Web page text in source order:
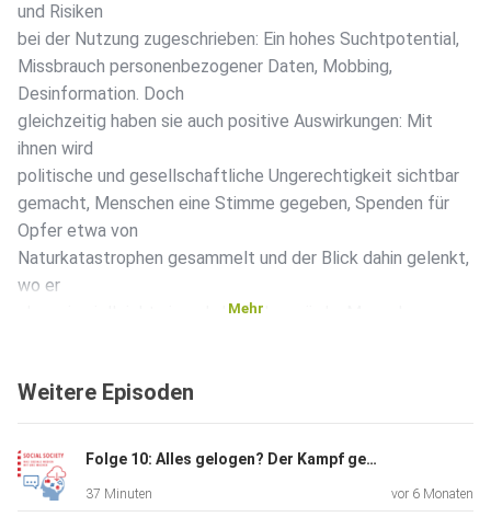
und Risiken
bei der Nutzung zugeschrieben: Ein hohes Suchtpotential,
Missbrauch personenbezogener Daten, Mobbing,
Desinformation. Doch
gleichzeitig haben sie auch positive Auswirkungen: Mit
ihnen wird
politische und gesellschaftliche Ungerechtigkeit sichtbar
gemacht, Menschen eine Stimme gegeben, Spenden für
Opfer etwa von
Naturkatastrophen gesammelt und der Blick dahin gelenkt,
wo er
ohne sie vielleicht niemals hinfallen würde. Menschen
überwiegt und
aller
Altersgruppen stehen vor jeweils anderen
Herausforderungen bei
Mehr
Weitere Episoden
Folge 10: Alles gelogen? Der Kampf gegen Desinformation auf Sozialen Medien
37 Minuten vor 6 Monaten